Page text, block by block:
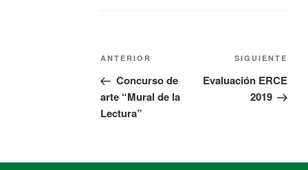
ANTERIOR
Concurso de
arte “Mural de la
Lectura”
SIGUIENTE
Evaluación ERCE
2019